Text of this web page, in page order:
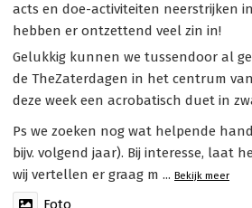
acts en doe-activiteiten neerstrijken
hebben er ontzettend veel zin in!
Gelukkig kunnen we tussendoor al
de TheZaterdagen in het centrum
deze week een acrobatisch duet in
Ps we zoeken nog wat helpende
bijv. volgend jaar). Bij interesse, laat
wij vertellen er graag m ... Bekijk meer
Foto